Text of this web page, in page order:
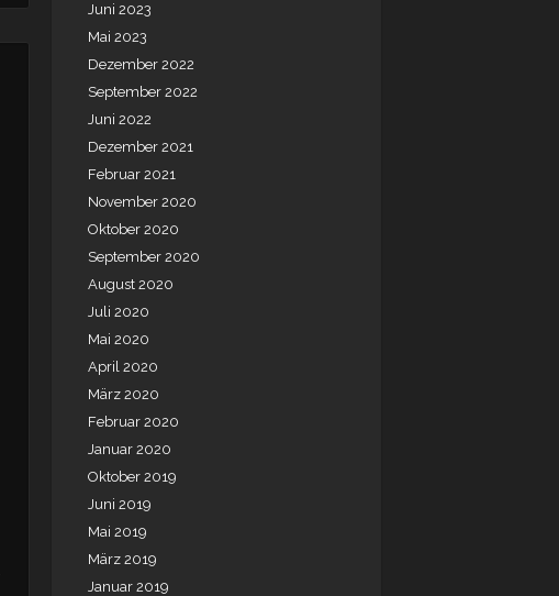
Juni 2023
Mai 2023
Dezember 2022
September 2022
Juni 2022
Dezember 2021
Februar 2021
November 2020
Oktober 2020
September 2020
August 2020
Juli 2020
Mai 2020
April 2020
März 2020
Februar 2020
Januar 2020
Oktober 2019
Juni 2019
Mai 2019
März 2019
Januar 2019